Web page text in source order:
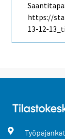
Saantitapa:
https://
13-12-